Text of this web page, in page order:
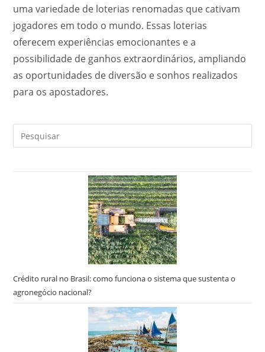
uma variedade de loterias renomadas que cativam
jogadores em todo o mundo. Essas loterias
oferecem experiências emocionantes e a
possibilidade de ganhos extraordinários, ampliando
as oportunidades de diversão e sonhos realizados
para os apostadores.
a
Crédito rural no Brasil: como funciona o sistema que sustenta o
agronegócio nacional?